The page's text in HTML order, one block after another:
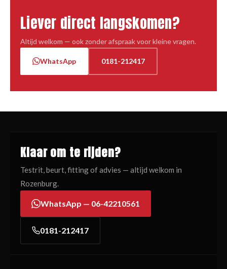
Liever direct langskomen?
Altijd welkom — ook zonder afspraak voor kleine vragen.
WhatsApp 0181-212417
Klaar om te rijden?
Testrit, beurt, fitting of advies — altijd welkom in
Rozenburg.
WhatsApp — 06-42210561
0181-212417